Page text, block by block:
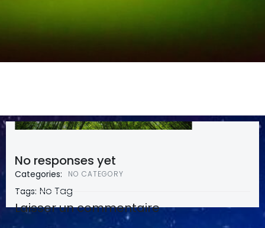
Written bySandrine SAGE
Categories: NO CATEGORY
Tags: No Tag
No responses yet
Laisser un commentaire